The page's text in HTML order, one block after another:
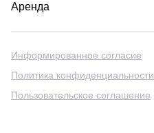
Аренда
Информированное согласие
Политика конфиденциальности
Пользовательское соглашение